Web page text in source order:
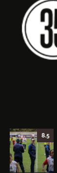
8.5